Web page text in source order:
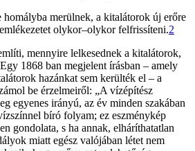
merülnek, a kitalátorok új erőre
olykor–olykor felfrissíteni.2
mennyire lelkesednek a kitalátorok,
1868 ban megjelent írásban – amely
hazánkat sem kerülték el – a
be érzelmeiről: „A vízépítész
egyenes irányú, az év minden szakában
bíró folyam; ez eszménykép
gondolata, s ha annak, elháríthatatlan
miatt egész valójában létet nem